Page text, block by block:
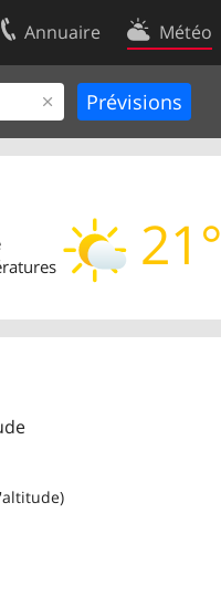
Annuaire Météo
21°
Contact
Conditions